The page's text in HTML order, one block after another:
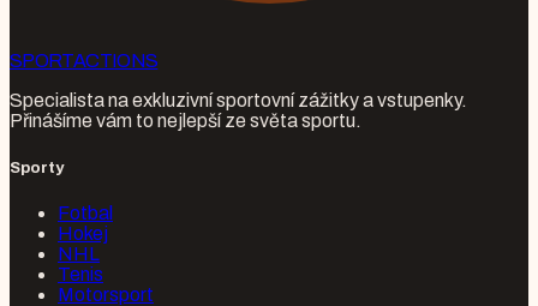
SPORTACTIONS
Specialista na exkluzivní sportovní zážitky a vstupenky.
Přinášíme vám to nejlepší ze světa sportu.
Sporty
Fotbal
Hokej
NHL
Tenis
Motorsport